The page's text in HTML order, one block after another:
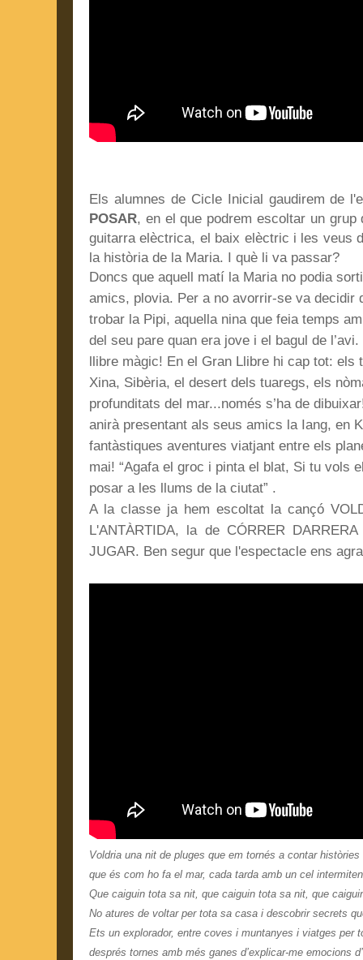
Els alumnes de Cicle Inicial gaudirem de
POSAR, en el que podrem escoltar un
guitarra elèctrica, el baix elèctric i les veus
la història de la Maria. I què li va passar?
Doncs que aquell matí la Maria no podia
amics, plovia. Per a no avorrir-se va decidir
trobar la Pipi, aquella nina que feia temps
del seu pare quan era jove i el bagul de
llibre màgic! En el Gran Llibre hi cap tot:
Xina, Sibèria, el desert dels tuaregs, els
profunditats del mar...només s’ha de
anirà presentant als seus amics la Iang, en
fantàstiques aventures viatjant entre els
mai! “Agafa el groc i pinta el blat, Si tu vols
posar a les llums de la ciutat” .
A la classe ja hem escoltat la cançó
L'ANTÀRTIDA, la de CÓRRER
JUGAR. Ben segur que l'espectacle ens
Voldria una nit de pluges que em tornés a contar
que és com ho fa el mar, cada tarda amb un cel
Que caiguin tota sa nit, que caiguin tota sa nit, que
No atures de voltar per tota sa casa i descobrir secrets
Ets un explorador, entre coves i muntanyes i viatges per
després tornes amb més ganes d’explicar-me emocions